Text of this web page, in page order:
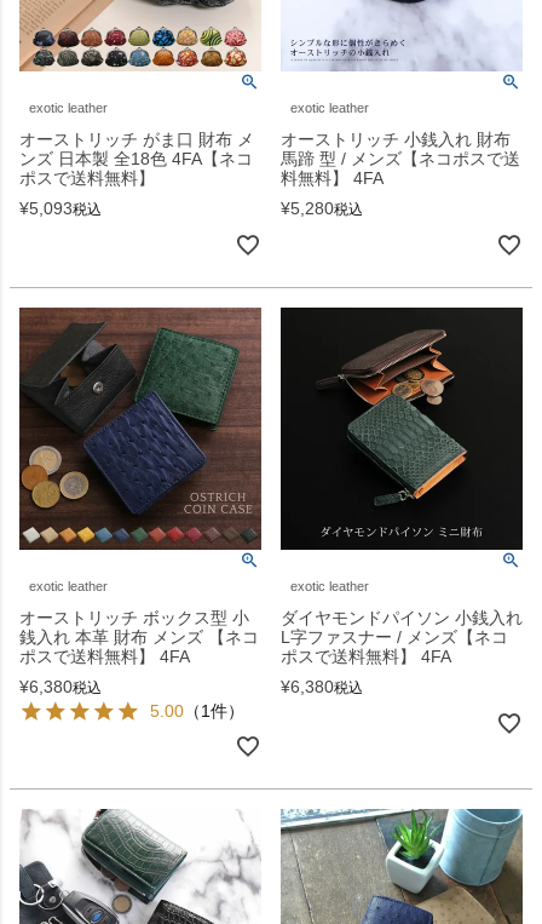
exotic leather
オーストリッチ がま口 財布 メ
ンズ 日本製 全18色 4FA【ネコ
ポスで送料無料】
¥5,093税込
exotic leather
オーストリッチ 小銭入れ 財布
馬蹄 型 / メンズ【ネコポスで送
料無料】 4FA
¥5,280税込
exotic leather
オーストリッチ ボックス型 小
銭入れ 本革 財布 メンズ 【ネコ
ポスで送料無料】 4FA
¥6,380税込
5.00 （1件）
exotic leather
ダイヤモンドパイソン 小銭入れ
L字ファスナー / メンズ【ネコ
ポスで送料無料】 4FA
¥6,380税込